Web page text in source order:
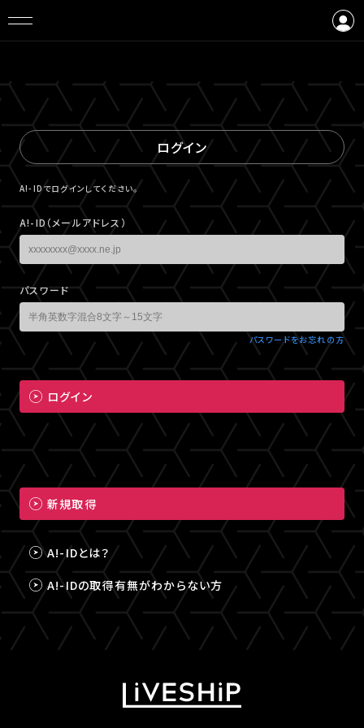
ログイン
A!-IDでログインしてください。
A!-ID（メールアドレス）
パスワード
パスワードをお忘れの方
ログイン
新規取得
A!-IDとは？
A!-IDの取得有無がわからない方